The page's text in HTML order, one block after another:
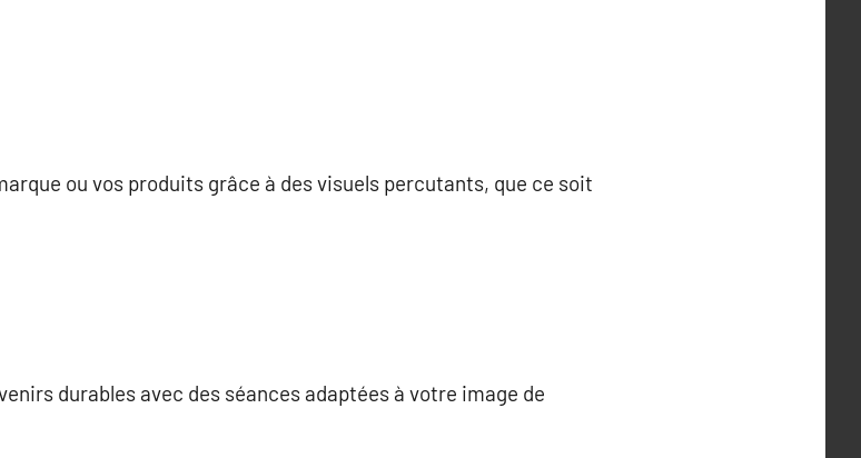
ou vos produits grâce à des visuels percutants, que ce soit
durables avec des séances adaptées à votre image de